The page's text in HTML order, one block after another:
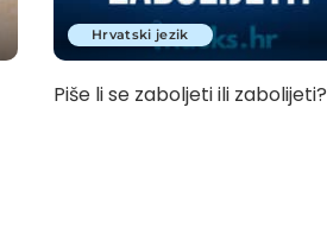
Hrvatski jezik
Piše li se zaboljeti ili zabolijeti?